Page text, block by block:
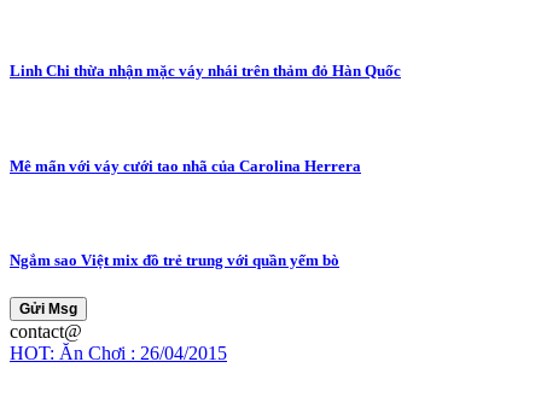
Linh Chi thừa nhận mặc váy nhái trên thảm đỏ Hàn Quốc
Mê mẩn với váy cưới tao nhã của Carolina Herrera
Ngắm sao Việt mix đồ trẻ trung với quần yếm bò
Gửi Msg
contact@
HOT: Ăn Chơi : 26/04/2015